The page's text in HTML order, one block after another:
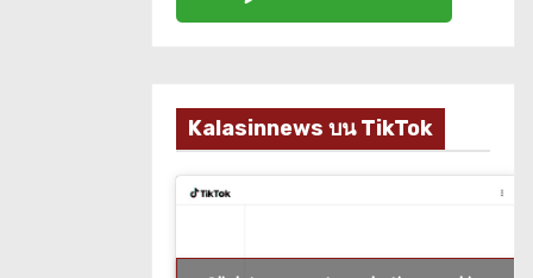
Kalasinnews บน TikTok